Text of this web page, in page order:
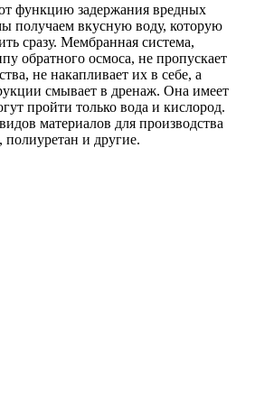
функцию задержания вредных
получаем вкусную воду, которую
сразу. Мембранная система,
обратного осмоса, не пропускает
не накапливает их в себе, а
смывает в дренаж. Она имеет
пройти только вода и кислород.
материалов для производства
полиуретан и другие.